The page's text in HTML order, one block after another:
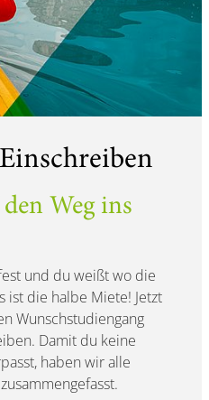
Weg ins
und du weißt wo die
ist die halbe Miete! Jetzt
Wunschstudiengang
Damit du keine
haben wir alle